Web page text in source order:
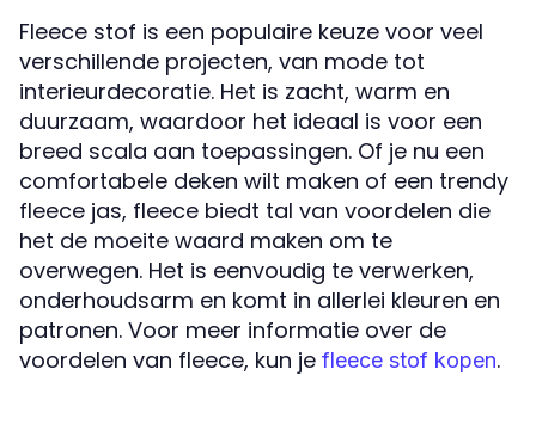
Fleece stof is een populaire keuze voor veel
verschillende projecten, van mode tot
interieurdecoratie. Het is zacht, warm en
duurzaam, waardoor het ideaal is voor een
breed scala aan toepassingen. Of je nu een
comfortabele deken wilt maken of een trendy
fleece jas, fleece biedt tal van voordelen die
het de moeite waard maken om te
overwegen. Het is eenvoudig te verwerken,
onderhoudsarm en komt in allerlei kleuren en
patronen. Voor meer informatie over de
voordelen van fleece, kun je fleece stof kopen.